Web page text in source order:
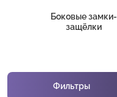
Боковые замки-
защёлки
Фильтры